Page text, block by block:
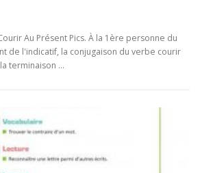
Au Présent Pics. À la 1ère personne du
de l'indicatif, la conjugaison du verbe courir
terminaison …